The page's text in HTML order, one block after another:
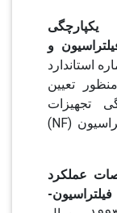
و
تعیین
غشایی اسمزمعکوس (RO) و نانوفیلتراسیون (NF)